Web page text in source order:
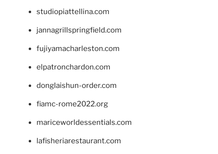
studiopiattellina.com
jannagrillspringfield.com
fujiyamacharleston.com
elpatronchardon.com
donglaishun-order.com
fiamc-rome2022.org
mariceworldessentials.com
lafisheriarestaurant.com